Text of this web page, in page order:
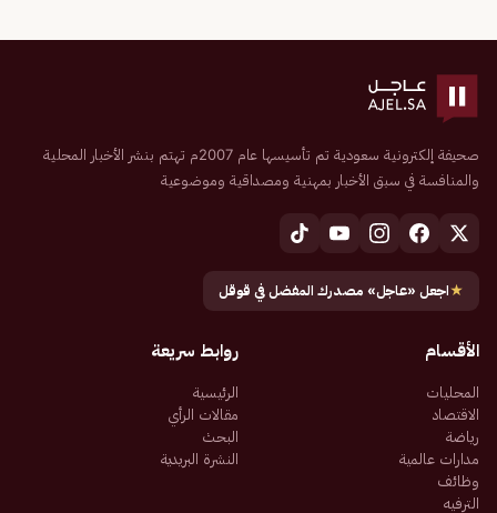
صحيفة إلكترونية سعودية تم تأسيسها عام 2007م تهتم بنشر الأخبار المحلية
والمنافسة في سبق الأخبار بمهنية ومصداقية وموضوعية
★اجعل «عاجل» مصدرك المفضل في قوقل
الأقسام
المحليات
الاقتصاد
رياضة
مدارات عالمية
وظائف
الترفيه
روابط سريعة
الرئيسية
مقالات الرأي
البحث
النشرة البريدية